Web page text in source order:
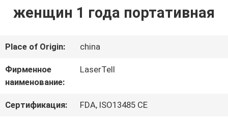
НАС
ПУТЕШЕСТВИЕ
ФАБРИКИ
женщин 1 года портативная
Place of Origin: china
Фирменное
наименование:
LaserTell
Сертификация: FDA, ISO13485 CE